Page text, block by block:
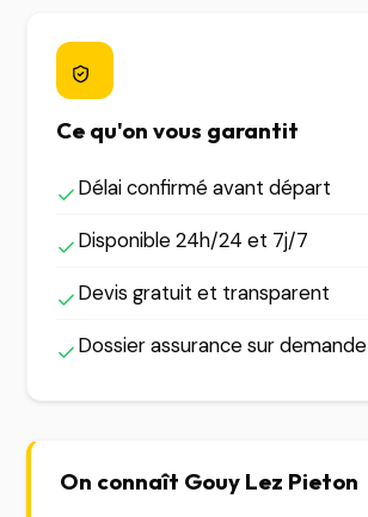
Ce qu'on vous garantit
Délai confirmé avant départ
Disponible 24h/24 et 7j/7
Devis gratuit et transparent
Dossier assurance sur demande
On connaît Gouy Lez Pieton